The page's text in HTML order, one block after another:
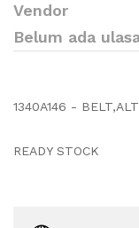
Vendor
Belum ada
1340A146 -
READY STOCK